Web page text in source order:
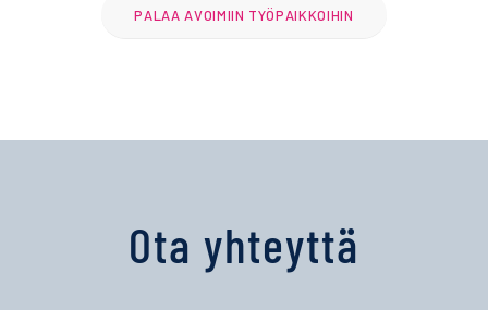
PALAA AVOIMIIN TYÖPAIKKOIHIN
Ota yhteyttä